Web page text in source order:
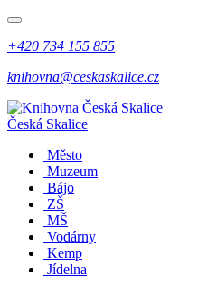
+420 734 155 855
knihovna@ceskaskalice.cz
Česká Skalice
Město
Muzeum
Bájo
ZŠ
MŠ
Vodárny
Kemp
Jídelna